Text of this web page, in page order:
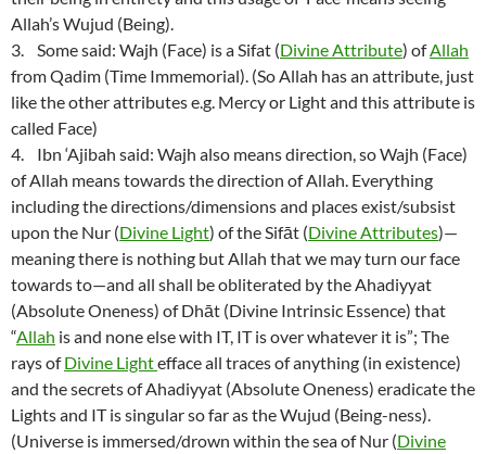
Allah’s Wujud (Being).
3. Some said: Wajh (Face) is a Sifat (Divine Attribute) ofAllah
from Qadim (Time Immemorial). (So Allah has an attribute, just
like the other attributes e.g. Mercy or Light and this attribute is
called Face)
4. Ibn ‘Ajibah said: Wajh also means direction, so Wajh (Face)
of Allah means towards the direction of Allah. Everything
including the directions/dimensions and places exist/subsist
upon the Nur (Divine Light) of the Sifāt (Divine Attributes)—
meaning there is nothing but Allah that we may turn our face
towards to—and all shall be obliterated by the Ahadiyyat
(Absolute Oneness) of Dhāt (Divine Intrinsic Essence) that
“Allah is and none else with IT, IT is over whatever it is”; The
rays ofDivine Lightefface all traces of anything (in existence)
and the secrets of Ahadiyyat (Absolute Oneness) eradicate the
Lights and IT is singular so far as the Wujud (Being-ness).
(Universe is immersed/drown within the sea of Nur (Divine